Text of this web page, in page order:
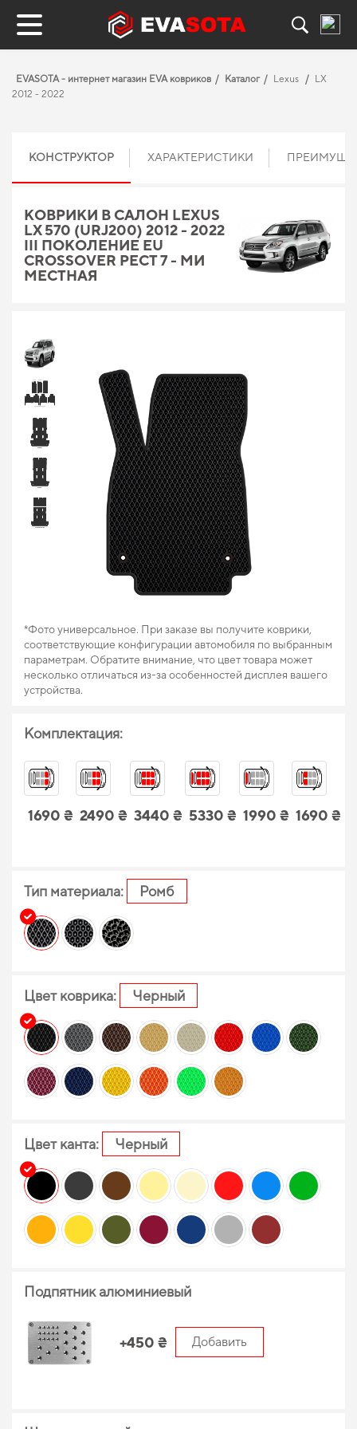
EVASOTA - интернет магазин EVA ковриков Каталог Lexus
LX
2012 - 2022
КОНСТРУКТОР ХАРАКТЕРИСТИКИ
КОВРИКИ В САЛОН LEXUS
LX 570 (URJ200) 2012 - 2022
III ПОКОЛЕНИЕ EU
CROSSOVER РЕСТ 7 - МИ
МЕСТНАЯ
*Фото универсальное. При заказе вы получите коврики,
соответствующие конфигурации автомобиля по выбранным
параметрам. Обратите внимание, что цвет товара может
несколько отличаться из-за особенностей дисплея вашего
устройства.
Комплектация:
1690 ₴ 2490 ₴ 3440 ₴ 5330 ₴ 1990 ₴ 1690 ₴
Тип материала: Ромб
Цвет коврика: Черный
Цвет канта: Черный
Подпятник алюминиевый
+450 ₴ Добавить